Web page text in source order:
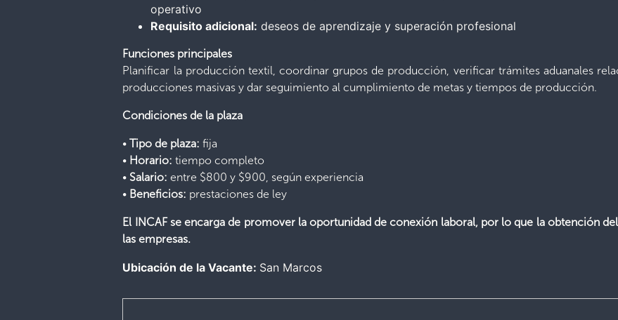
operativo
Requisito adicional: deseos de aprendizaje y superación profesional
Funciones principales
Planificar la producción textil, coordinar grupos de producción, verificar trámites aduanales
producciones masivas y dar seguimiento al cumplimiento de metas y tiempos de producción.
Condiciones de la plaza
•Tipo de plaza: fija
• Horario: tiempo completo
• Salario: entre $800 y $900, según experiencia
• Beneficios: prestaciones de ley
El INCAF se encarga de promover la oportunidad de conexión laboral, por lo que la obtención
las empresas.
Ubicación de la Vacante: San Marcos